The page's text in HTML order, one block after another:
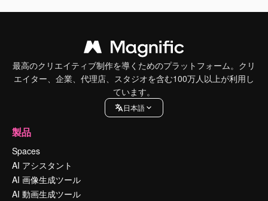
最高のクリエイティブ制作を導くためのプラットフォーム。クリ
エイター、企業、代理店、スタジオを含む100万人以上が利用し
ています。
日本語
製品
Spaces
AI アシスタント
AI 画像生成ツール
AI 動画生成ツール